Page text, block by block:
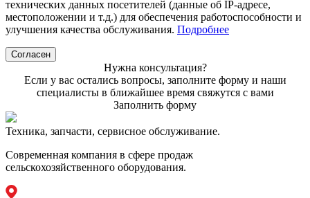
Объем зерна, упаковываемый в один рукав
(т)
300
Масса незаполненной машины (кг)
Привод загрузочных шнеков
ВОМ
час)
Диаметр подающего шнека (мм)
Высота загрузки зерна (мм)
технических данных посетителей (данные об IP-адресе,
местоположении и т.д.) для обеспечения работоспособности и
улучшения качества обслуживания. Подробнее
Согласен
Нужна консультация?
Если у вас остались вопросы, заполните форму и наши
специалисты в ближайшее время свяжутся с вами
Заполнить форму
Техника, запчасти, сервисное обслуживание.
Современная компания в сфере продаж
сельскохозяйственного оборудования.